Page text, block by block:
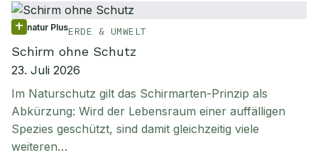
natur PlusERDE & UMWELT
Schirm ohne Schutz
23. Juli 2026
Im Naturschutz gilt das Schirmarten-Prinzip als
Abkürzung: Wird der Lebensraum einer auffälligen
Spezies geschützt, sind damit gleichzeitig viele
weiteren…